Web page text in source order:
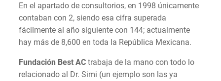
En el apartado de consultorios, en 1998 únicamente
contaban con 2, siendo esa cifra superada
fácilmente al año siguiente con 144; actualmente
hay más de 8,600 en toda la República Mexicana.
Fundación Best AC trabaja de la mano con todo lo
relacionado al Dr. Simi (un ejemplo son las ya